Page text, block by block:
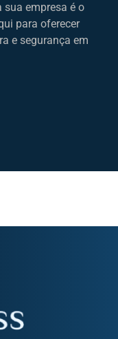
sua empresa é o
para oferecer
e segurança em